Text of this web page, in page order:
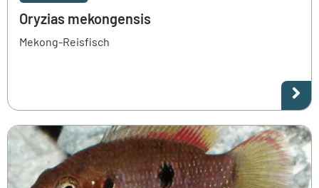
Oryzias mekongensis
Mekong-Reisfisch